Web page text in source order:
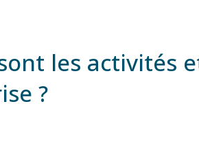
les activités
?